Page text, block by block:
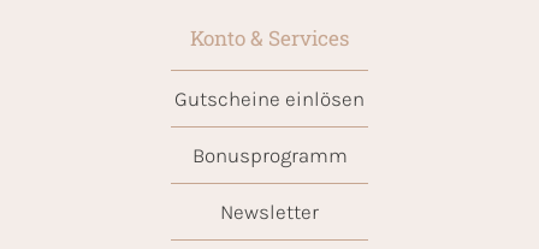
Konto & Services
Gutscheine einlösen
Bonusprogramm
Newsletter